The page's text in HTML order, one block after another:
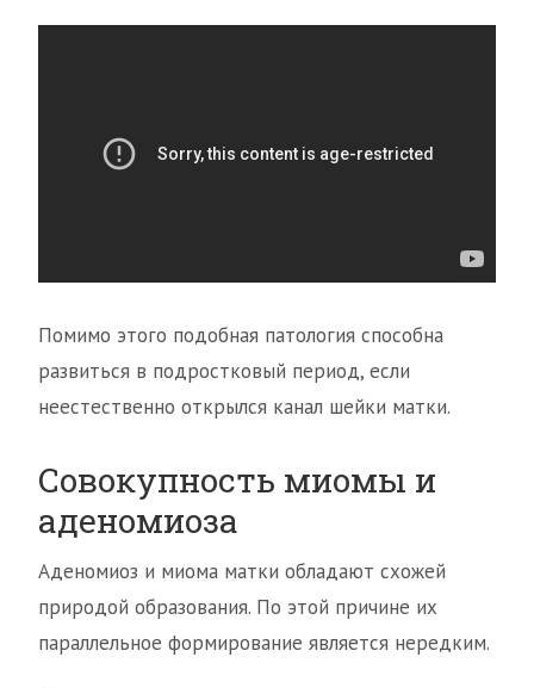
Помимо этого подобная патология способна
развиться в подростковый период, если
неестественно открылся канал шейки матки.
Совокупность миомы и
аденомиоза
Аденомиоз и миома матки обладают схожей
природой образования. По этой причине их
параллельное формирование является нередким.